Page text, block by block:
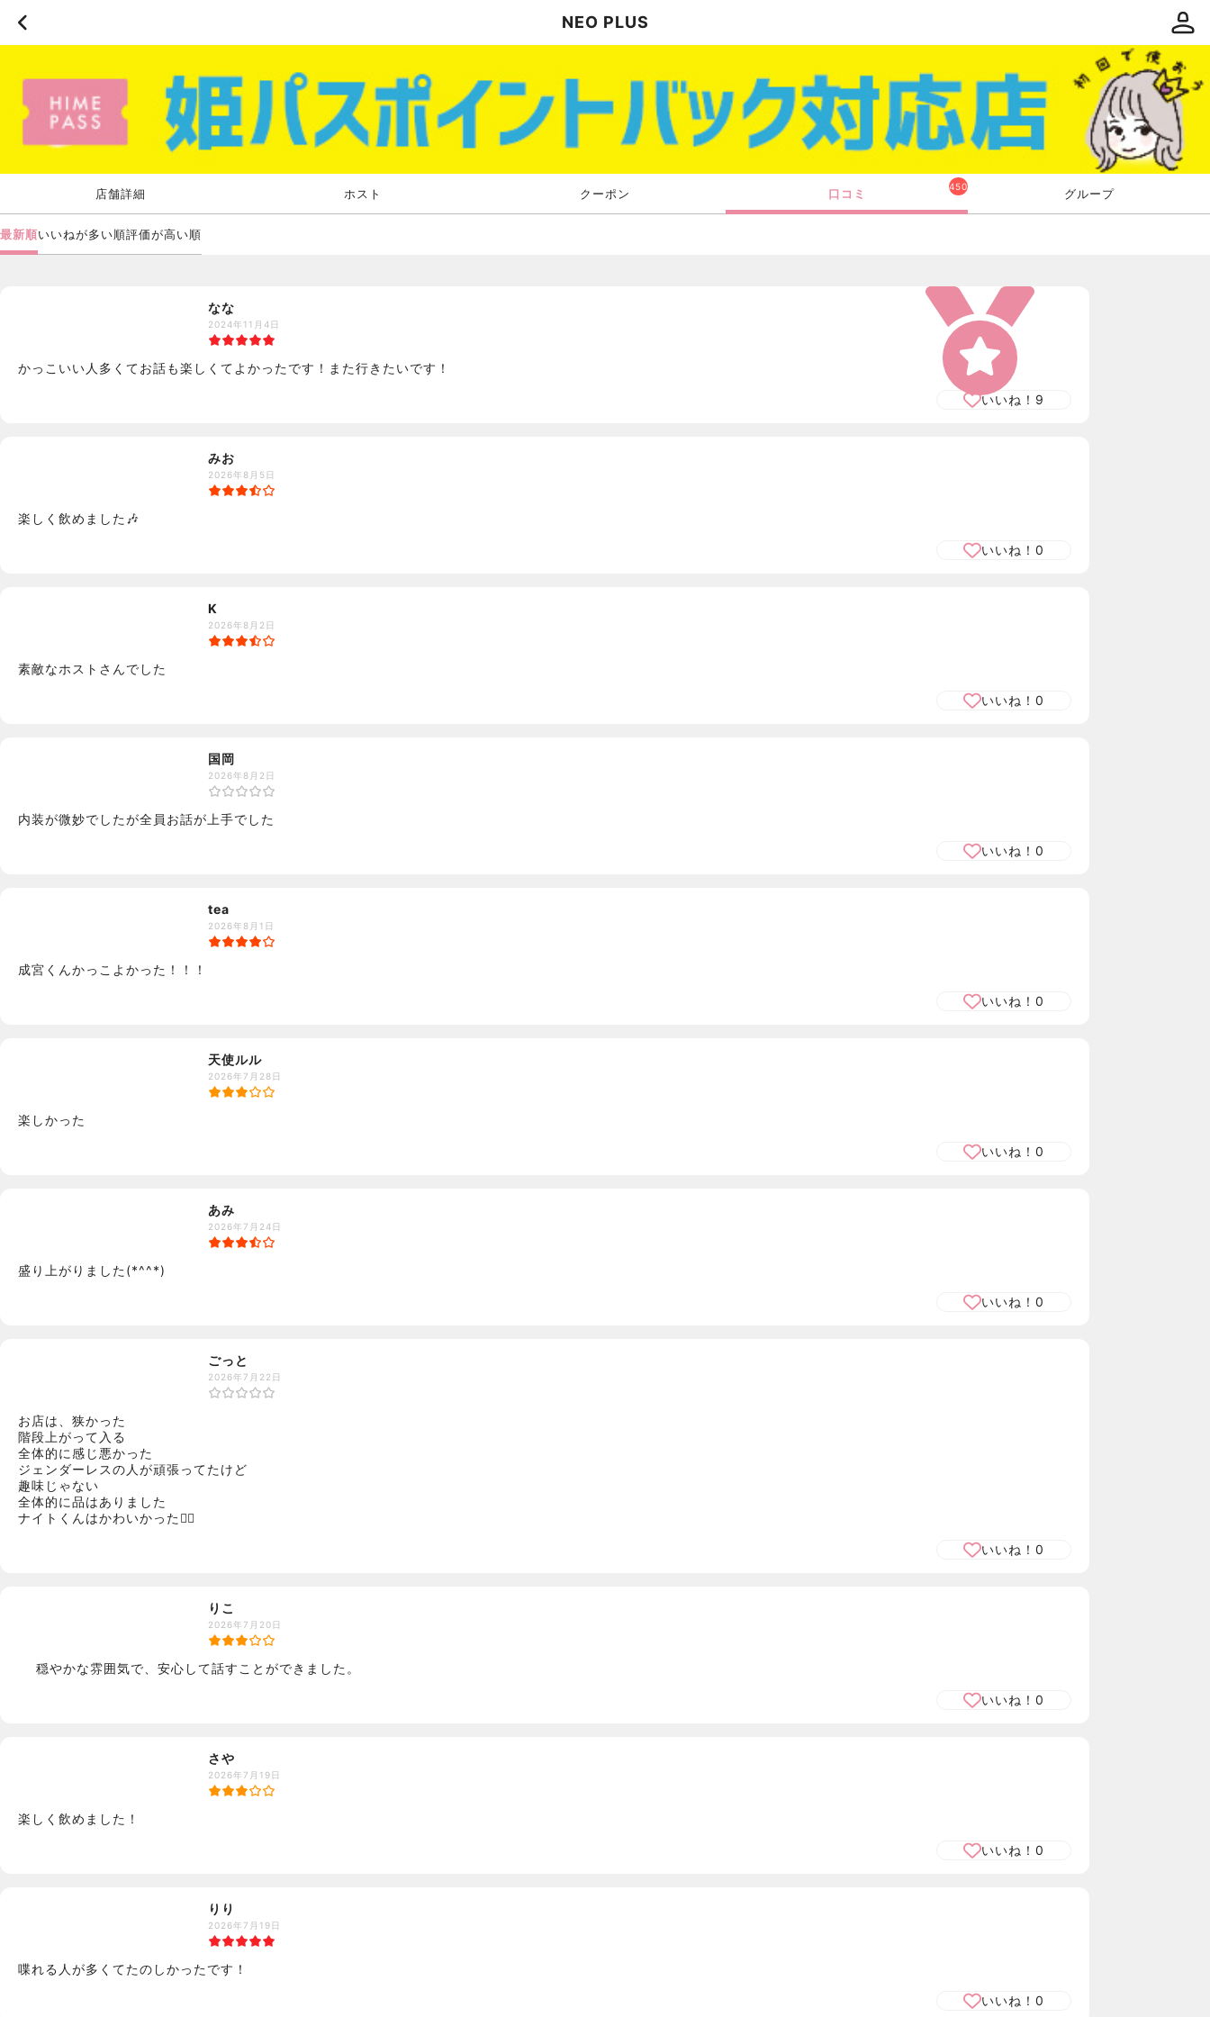
NEO PLUS
店舗詳細 ホスト クーポン 口コミ 450 グループ
最新順いいねが多い順評価が高い順
なな
2024年11月4日
かっこいい人多くてお話も楽しくてよかったです！また行きたいです！
いいね！ 9
みお
2026年8月5日
楽しく飲めました🎶
いいね！ 0
K
2026年8月2日
素敵なホストさんでした
いいね！ 0
国岡
2026年8月2日
内装が微妙でしたが全員お話が上手でした
いいね！ 0
tea
2026年8月1日
成宮くんかっこよかった！！！
いいね！ 0
天使ルル
2026年7月28日
楽しかった
いいね！ 0
あみ
2026年7月24日
盛り上がりました(*^^*)
いいね！ 0
ごっと
2026年7月22日
お店は、狭かった
階段上がって入る
全体的に感じ悪かった
ジェンダーレスの人が頑張ってたけど
趣味じゃない
全体的に品はありました
ナイトくんはかわいかった❤️‍🔥
いいね！ 0
りこ
2026年7月20日
    穏やかな雰囲気で、安心して話すことができました。
いいね！ 0
さや
2026年7月19日
楽しく飲めました！
いいね！ 0
りり
2026年7月19日
喋れる人が多くてたのしかったです！
いいね！ 0